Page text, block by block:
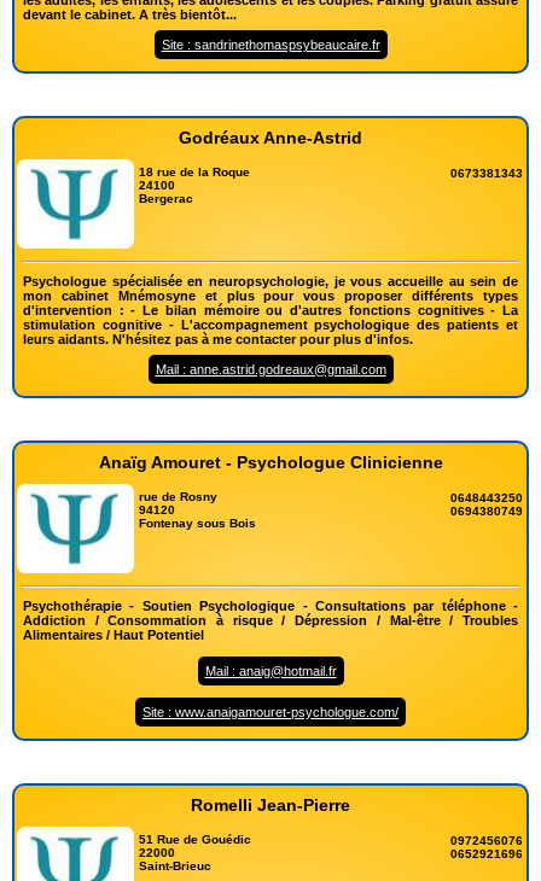
devant le cabinet. A très bientôt...
Site : sandrinethomaspsybeaucaire.fr
Godréaux Anne-Astrid
18 rue de la Roque
24100
Bergerac
0673381343
Psychologue spécialisée en neuropsychologie, je vous accueille au sein de
mon cabinet Mnémosyne et plus pour vous proposer différents types
d'intervention : - Le bilan mémoire ou d'autres fonctions cognitives - La
stimulation cognitive - L'accompagnement psychologique des patients et
leurs aidants. N'hésitez pas à me contacter pour plus d'infos.
Mail : anne.astrid.godreaux@gmail.com
Anaïg Amouret - Psychologue Clinicienne
rue de Rosny
94120
Fontenay sous Bois
0648443250
0694380749
Psychothérapie - Soutien Psychologique - Consultations par téléphone -
Addiction / Consommation à risque / Dépression / Mal-être / Troubles
Alimentaires / Haut Potentiel
Mail : anaig@hotmail.fr
Site : www.anaigamouret-psychologue.com/
Romelli Jean-Pierre
51 Rue de Gouédic
22000
Saint-Brieuc
0972456076
0652921696